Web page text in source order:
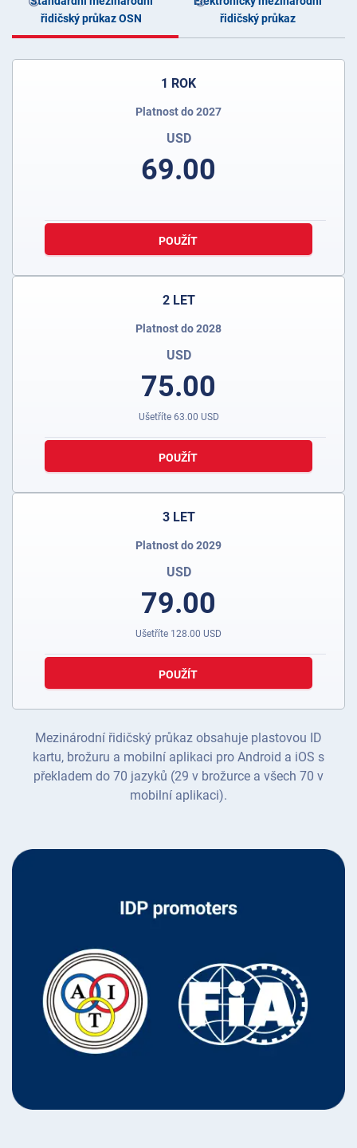
řidičský průkaz OSN
řidičský průkaz
1 ROK
Platnost do 2027
USD
69.00
POUŽÍT
2 LET
Platnost do 2028
USD
75.00
Ušetříte 63.00 USD
POUŽÍT
3 LET
Platnost do 2029
USD
79.00
Ušetříte 128.00 USD
POUŽÍT
Mezinárodní řidičský průkaz obsahuje plastovou ID
kartu, brožuru a mobilní aplikaci pro Android a iOS s
překladem do 70 jazyků (29 v brožurce a všech 70 v
mobilní aplikaci).